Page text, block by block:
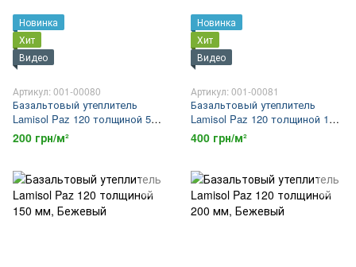
Новинка
Хит
Видео
Артикул: 001-00080
Базальтовый утеплитель
Lamisol Paz 120 толщиной 50
мм
200 грн/м²
Новинка
Хит
Видео
Артикул: 001-00081
Базальтовый утеплитель
Lamisol Paz 120 толщиной 100
мм
400 грн/м²